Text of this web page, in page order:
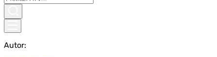
Autor: